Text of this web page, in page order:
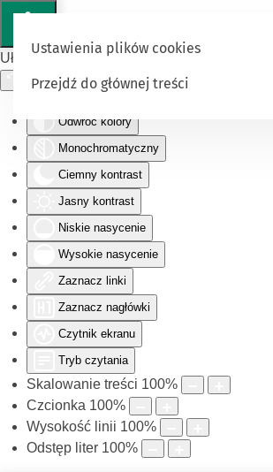
Ułatwienia dostępu
Odwróć kolory
Monochromatyczny
Ciemny kontrast
Jasny kontrast
Niskie nasycenie
Wysokie nasycenie
Zaznacz linki
Zaznacz nagłówki
Czytnik ekranu
Tryb czytania
Skalowanie treści 100%
Czcionka 100%
Wysokość linii 100%
Odstęp liter 100%
Ustawienia plików cookies
Przejdź do głównej treści